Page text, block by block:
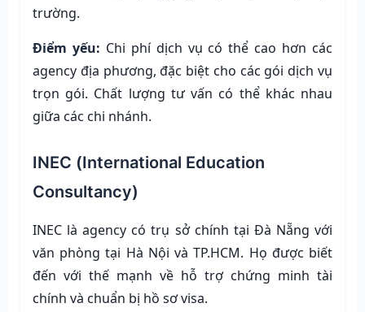
trường.
Điểm yếu: Chi phí dịch vụ có thể cao hơn các
agency địa phương, đặc biệt cho các gói dịch vụ
trọn gói. Chất lượng tư vấn có thể khác nhau
giữa các chi nhánh.
INEC (International Education
Consultancy)
INEC là agency có trụ sở chính tại Đà Nẵng với
văn phòng tại Hà Nội và TP.HCM. Họ được biết
đến với thế mạnh về hỗ trợ chứng minh tài
chính và chuẩn bị hồ sơ visa.